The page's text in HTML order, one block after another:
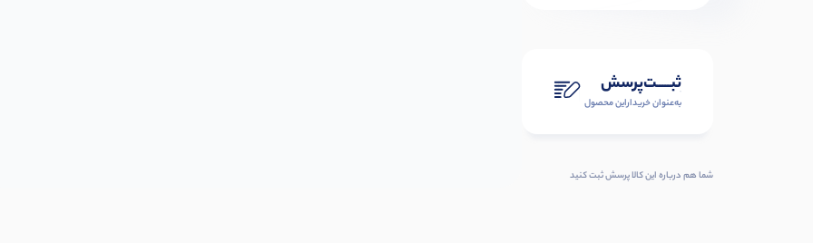
ثبـــــت‌پرسش
به‌عنوان ‌خریدار‌این‌ محصول
شما هم درباره این کالا پرسش ثبت کنید